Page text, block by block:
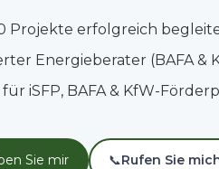
Projekte erfolgreich
Energieberater (BAFA &
iSFP, BAFA & KfW-
Sie mir 📞Rufen Sie